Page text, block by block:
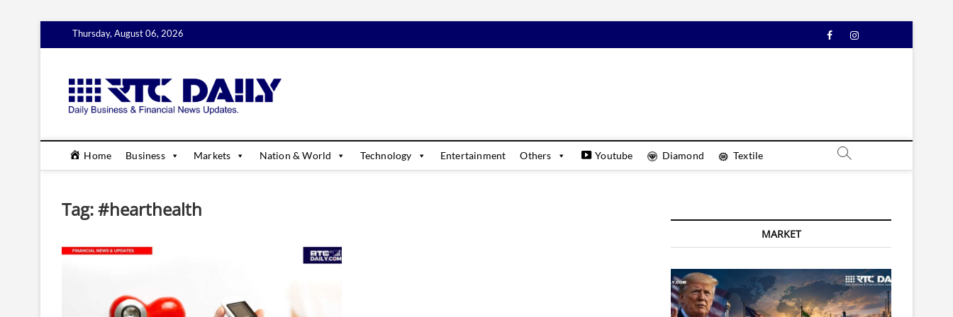
Thursday, August 06, 2026 FacebookInstagram
Home Business Markets Nation & World Technology Entertainment Others Youtube Diamond Textile
Tag:#hearthealth
MARKET